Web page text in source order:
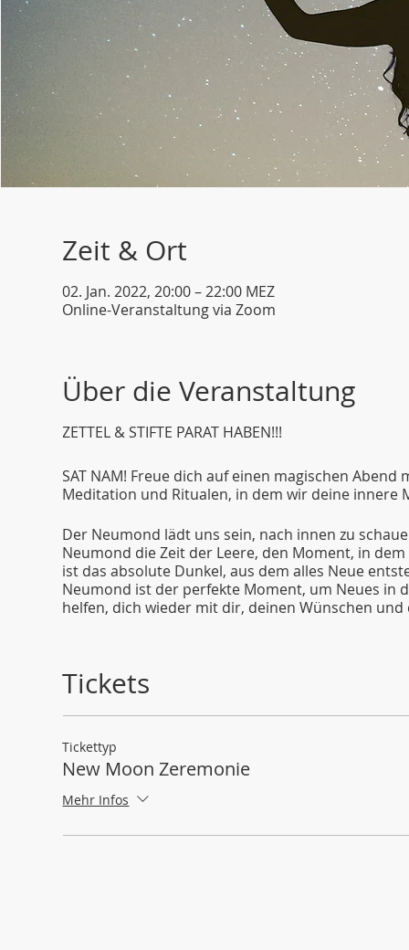
Zeit & Ort
02. Jan. 2022, 20:00 – 22:00 MEZ
Online-Veranstaltung via Zoom
Über die Veranstaltung
ZETTEL & STIFTE PARAT HABEN!!!
SAT NAM! Freue dich auf einen magischen
Meditation und Ritualen, in dem wir deine innere
Der Neumond lädt uns sein, nach innen zu
Neumond die Zeit der Leere, den Moment, in
ist das absolute Dunkel, aus dem alles Neue
Neumond ist der perfekte Moment, um Neues in
helfen, dich wieder mit dir, deinen Wünschen
die kleine App ZOOM runter (aktuellste Version
Drüberziehen (Decke, Socken, etc.) für die
Tickets
Tickettyp
New Moon Zeremonie
Mehr Infos